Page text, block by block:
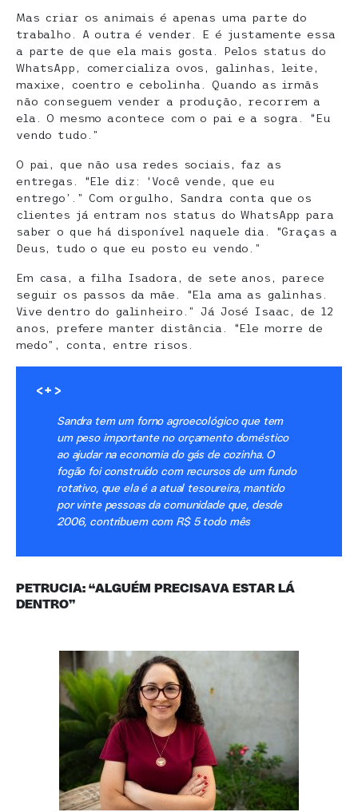
Mas criar os animais é apenas uma parte do
trabalho. A outra é vender. E é justamente essa
a parte de que ela mais gosta. Pelos status do
WhatsApp, comercializa ovos, galinhas, leite,
maxixe, coentro e cebolinha. Quando as irmãs
não conseguem vender a produção, recorrem a
ela. O mesmo acontece com o pai e a sogra. “Eu
vendo tudo.”
O pai, que não usa redes sociais, faz as
entregas. “Ele diz: ‘Você vende, que eu
entrego’.” Com orgulho, Sandra conta que os
clientes já entram nos status do WhatsApp para
saber o que há disponível naquele dia. “Graças a
Deus, tudo o que eu posto eu vendo.”
Em casa, a filha Isadora, de sete anos, parece
seguir os passos da mãe. “Ela ama as galinhas.
Vive dentro do galinheiro.” Já José Isaac, de 12
anos, prefere manter distância. “Ele morre de
medo”, conta, entre risos.
<+>
Sandra tem um forno agroecológico que tem
um peso importante no orçamento doméstico
ao ajudar na economia do gás de cozinha. O
fogão foi construído com recursos de um fundo
rotativo, que ela é a atual tesoureira, mantido
por vinte pessoas da comunidade que, desde
2006, contribuem com R$ 5 todo mês
PETRUCIA: “ALGUÉM PRECISAVA ESTAR LÁ
DENTRO”